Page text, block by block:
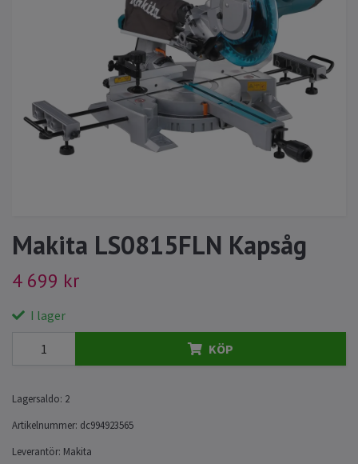
Makita LS0815FLN Kapsåg
4 699 kr
I lager
KÖP
Lagersaldo: 2
Artikelnummer: dc994923565
Leverantör: Makita